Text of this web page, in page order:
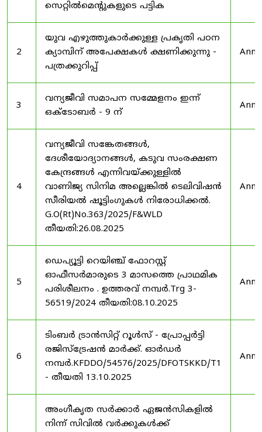
സെറ്റിൽമെന്റുകളുടെ പട്ടിക
2
യുവ എഴുത്തുകാർക്കുള്ള പ്രകൃതി പഠന
ക്യാമ്പിന് അപേക്ഷകൾ ക്ഷണിക്കുന്നു -
പത്രക്കുറിപ്പ്
3
വന്യജീവി സമാപന സമ്മേളനം ഇന്ന്
ഒക്ടോബർ - 9 ന്
4
വന്യജീവി സങ്കേതങ്ങൾ,
ദേശീയോദ്യാനങ്ങൾ, കടുവ സംരക്ഷണ
കേന്ദ്രങ്ങൾ എന്നിവയ്ക്കുള്ളിൽ
വാണിജ്യ സിനിമ അല്ലെങ്കിൽ ടെലിവിഷൻ
സീരിയൽ ഷൂട്ടിംഗുകൾ നിരോധിക്കൽ.
G.O(Rt)No.363/2025/F&WLD
തീയതി:26.08.2025
5
ഡെപ്യൂട്ടി റെയിഞ്ച് ഫോറസ്റ്റ്
ഓഫീസർമാരുടെ 3 മാസത്തെ പ്രാഥമിക
പരിശീലനം . ഉത്തരവ് നമ്പർ.Trg 3-
56519/2024 തീയതി:08.10.2025
6
ടിംബർ ട്രാൻസിറ്റ് റൂൾസ് - പ്രോപ്പർട്ടി
രജിസ്ട്രേഷൻ മാർക്ക്. ഓർഡർ
നമ്പർ.KFDDO/54576/2025/DFOTSKKD/T1
- തീയതി 13.10.2025
അംഗീകൃത സർക്കാർ ഏജൻസികളിൽ
നിന്ന് സിവിൽ വർക്കുകൾക്ക്